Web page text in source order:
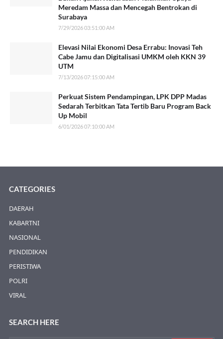
Meredam Massa dan Mencegah Bentrokan di
Surabaya
7/29/2026 03:51:00 AM
Elevasi Nilai Ekonomi Desa Errabu: Inovasi Teh
Cabe Jamu dan Digitalisasi UMKM oleh KKN 39
UTM
7/13/2026 07:15:00 AM
Perkuat Sistem Pendampingan, LPK DPP Madas
Sedarah Terbitkan Tata Tertib Baru Program Back
Up Mobil
6/01/2026 07:10:00 AM
CATEGORIES
DAERAH
KABARTNI
NASIONAL
PENDIDIKAN
PERISTIWA
POLRI
VIRAL
SEARCH HERE